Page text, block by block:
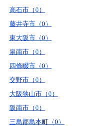
高石市（0）
藤井寺市（0）
東大阪市（0）
泉南市（0）
四條畷市（0）
交野市（0）
大阪狭山市（0）
阪南市（0）
三島郡島本町（0）